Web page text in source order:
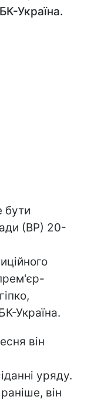
Україна.
бути
(ВР) 20-
Україна.
він
уряду.
він